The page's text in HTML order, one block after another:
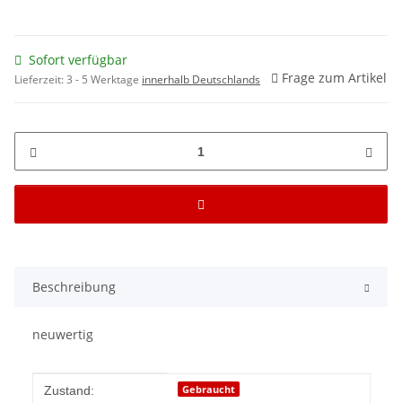
Sofort verfügbar
Lieferzeit:3 - 5 Werktage innerhalb Deutschlands Frage zum Artikel
Beschreibung
neuwertig
Produkteigenschaft
Wert
Zustand: Gebraucht